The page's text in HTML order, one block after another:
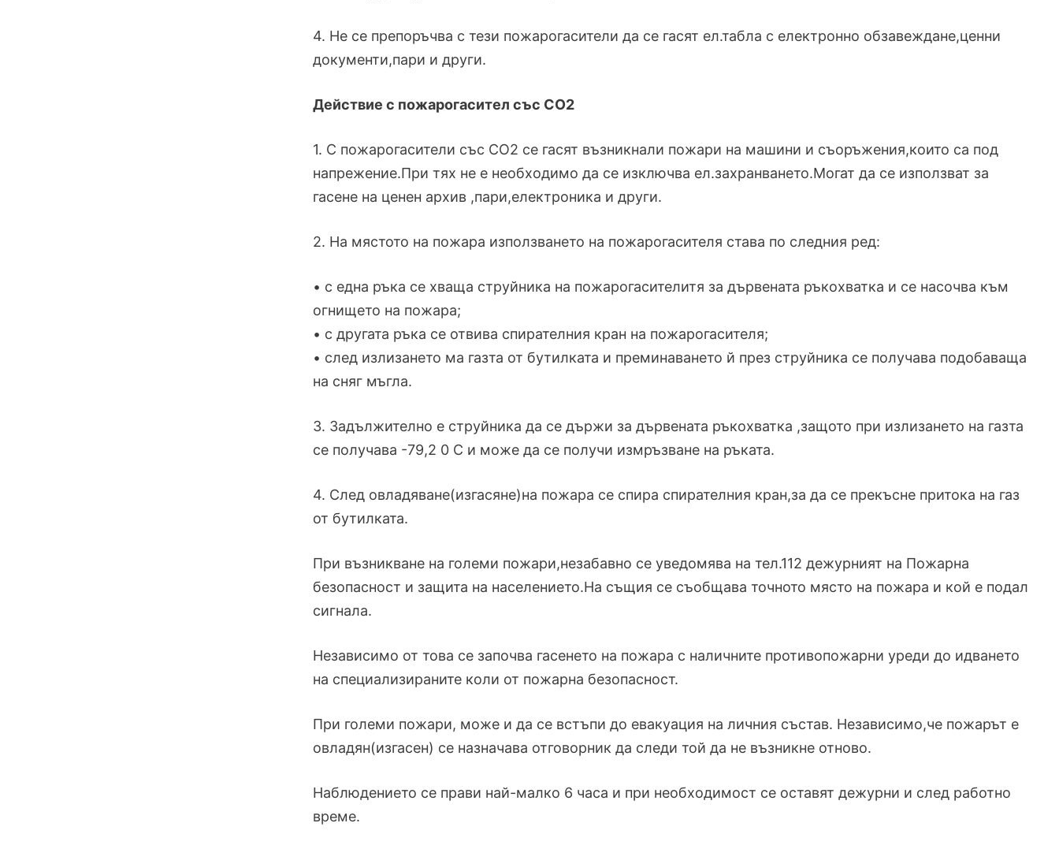
4. Не се препоръчва с тези пожарогасители да се гасят ел.табла с електронно обзавеждане,ценни
документи,пари и други.
Действие с пожарогасител със СО2
1. С пожарогасители със СО2 се гасят възникнали пожари на машини и съоръжения,които са под
напрежение.При тях не е необходимо да се изключва ел.захранването.Могат да се използват за
гасене на ценен архив ,пари,електроника и други.
2. На мястото на пожара използването на пожарогасителя става по следния ред:
• с една ръка се хваща струйника на пожарогасителитя за дървената ръкохватка и се насочва към
огнището на пожара;
• с другата ръка се отвива спирателния кран на пожарогасителя;
• след излизането ма газта от бутилката и преминаването й през струйника се получава подобаваща
на сняг мъгла.
3. Задължително е струйника да се държи за дървената ръкохватка ,защото при излизането на газта
се получава -79,2 0 С и може да се получи измръзване на ръката.
4. След овладяване(изгасяне)на пожара се спира спирателния кран,за да се прекъсне притока на газ
от бутилката.
При възникване на големи пожари,незабавно се уведомява на тел.112 дежурният на Пожарна
безопасност и защита на населението.На същия се съобщава точното място на пожара и кой е подал
сигнала.
Независимо от това се започва гасенето на пожара с наличните противопожарни уреди до идването
на специализираните коли от пожарна безопасност.
При големи пожари, може и да се встъпи до евакуация на личния състав. Независимо,че пожарът е
овладян(изгасен) се назначава отговорник да следи той да не възникне отново.
Наблюдението се прави най-малко 6 часа и при необходимост се оставят дежурни и след работно
време.